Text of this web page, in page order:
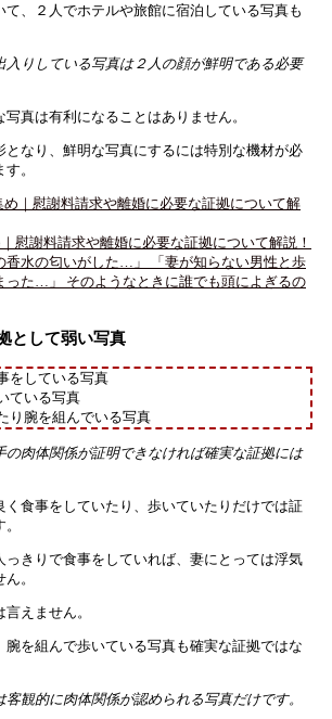
て、２人でホテルや旅館に宿泊している写真も
入りしている写真は２人の顔が鮮明である必要
真は有利になることはありません。
となり、鮮明な写真にするには特別な機材が必
。
慰謝料請求や離婚に必要な証拠について解説！
香水の匂いがした…」 「妻が知らない男性と歩
った…」 そのようなときに誰でも頭によぎるの
として弱い写真
をしている写真
ている写真
り腕を組んでいる写真
の肉体関係が証明できなければ確実な証拠には
く食事をしていたり、歩いていたりだけでは証
っきりで食事をしていれば、妻にとっては浮気
。
えません。
腕を組んで歩いている写真も確実な証拠ではな
観的に肉体関係が認められる写真だけです。